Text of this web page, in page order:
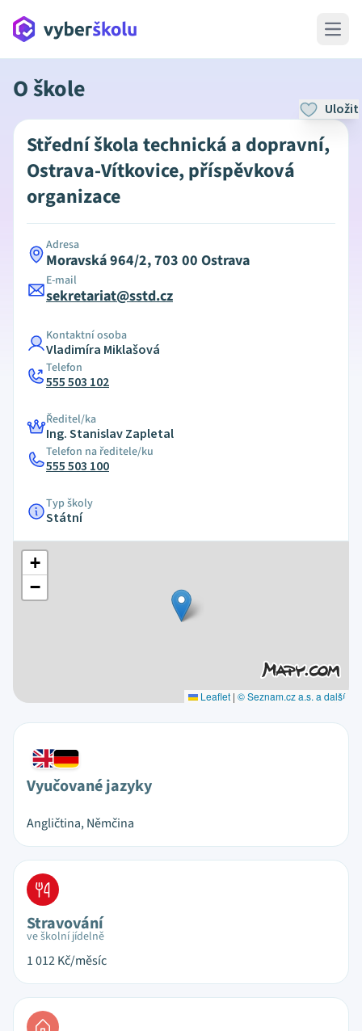
Open
O škole
Uložit
Střední škola technická a dopravní,
Ostrava-Vítkovice, příspěvková
organizace
Adresa
Moravská 964/2, 703 00 Ostrava
E-mail
sekretariat@sstd.cz
Kontaktní osoba
Vladimíra Miklašová
Telefon
555 503 102
Ředitel/ka
Ing. Stanislav Zapletal
Telefon na ředitele/ku
555 503 100
Typ školy
Státní
+
−
Leaflet | © Seznam.cz a.s. a další
Vyučované jazyky
Angličtina, Němčina
Stravování
ve školní jídelně
1 012Kč/měsíc